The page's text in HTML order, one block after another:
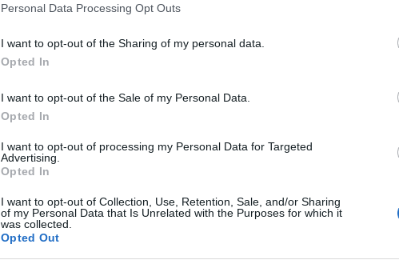
Personal Data Processing Opt Outs
I want to opt-out of the Sharing of my personal data.
Opted In
I want to opt-out of the Sale of my Personal Data.
Opted In
I want to opt-out of processing my Personal Data for Targeted
Advertising.
Opted In
I want to opt-out of Collection, Use, Retention, Sale, and/or Sharing
of my Personal Data that Is Unrelated with the Purposes for which it
was collected.
Opted Out
How
Search
How
build